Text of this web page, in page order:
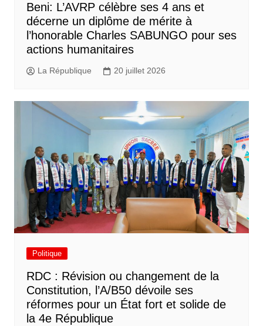
Beni: L’AVRP célèbre ses 4 ans et
décerne un diplôme de mérite à
l’honorable Charles SABUNGO pour ses
actions humanitaires
La République 20 juillet 2026
Politique
RDC : Révision ou changement de la
Constitution, l’A/B50 dévoile ses
réformes pour un État fort et solide de
la 4e République